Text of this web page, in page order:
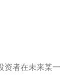
资者在未来某一